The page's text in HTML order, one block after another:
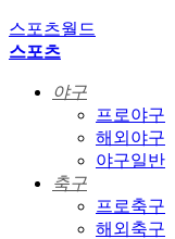
스포츠월드
스포츠
야구
프로야구
해외야구
야구일반
축구
프로축구
해외축구